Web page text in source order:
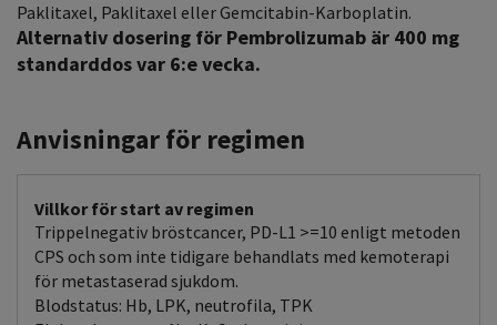
Paklitaxel, Paklitaxel eller Gemcitabin-Karboplatin.
Alternativ dosering för Pembrolizumab är 400 mg
standarddos var 6:e vecka.
Anvisningar för regimen
Villkor för start av regimen
Trippelnegativ bröstcancer, PD-L1 >=10 enligt metoden
CPS och som inte tidigare behandlats med kemoterapi
för metastaserad sjukdom.
Blodstatus: Hb, LPK, neutrofila, TPK